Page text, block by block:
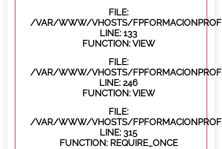
FILE:
/VAR/WWW/VHOSTS/
LINE: 133
FUNCTION: VIEW
FILE:
/VAR/WWW/VHOSTS/
LINE: 246
FUNCTION: VIEW
FILE:
/VAR/WWW/VHOSTS/
LINE: 315
FUNCTION: REQUIRE_ONCE